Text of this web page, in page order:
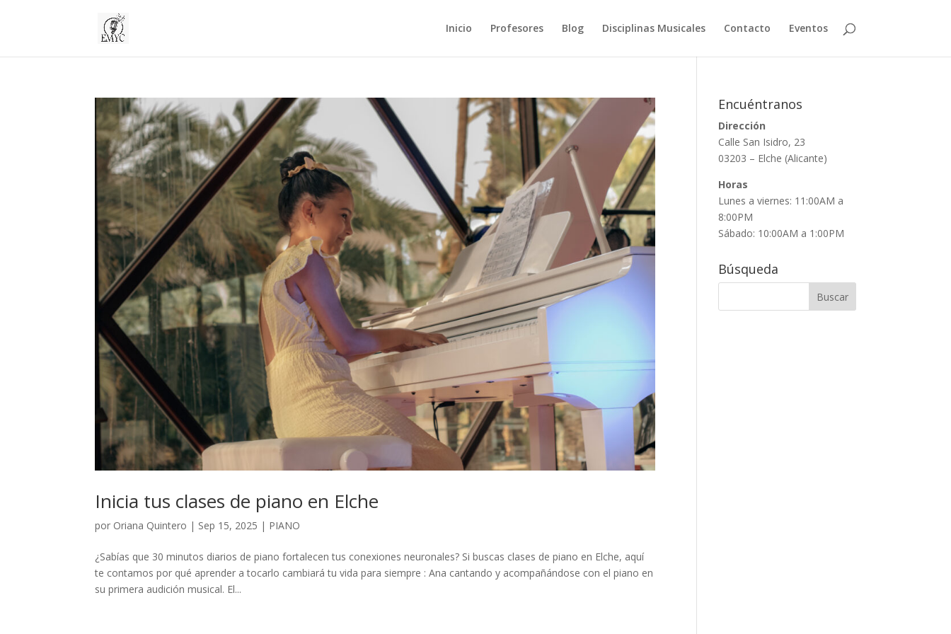
Inicio Profesores Blog Disciplinas Musicales Contacto Eventos
Inicia tus clases de piano en Elche
por Oriana Quintero | Sep 15, 2025 | PIANO
¿Sabías que 30 minutos diarios de piano fortalecen tus conexiones neuronales? Si buscas clases de piano en Elche, aquí
te contamos por qué aprender a tocarlo cambiará tu vida para siempre : Ana cantando y acompañándose con el piano en
su primera audición musical. El...
Encuéntranos
Dirección
Calle San Isidro, 23
03203 – Elche (Alicante)
Horas
Lunes a viernes: 11:00AM a
8:00PM
Sábado: 10:00AM a 1:00PM
Búsqueda